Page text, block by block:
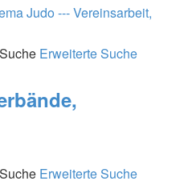
Judo --- Vereinsarbeit,
Suche Erweiterte Suche
Suche Erweiterte Suche